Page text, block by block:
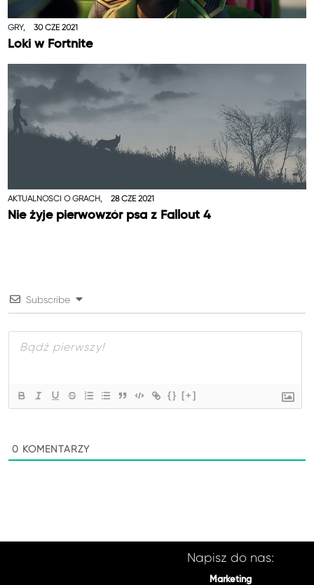
GRY, 30 CZE 2021
Loki w Fortnite
AKTUALNOŚCI O GRACH, 28 CZE 2021
Nie żyje pierwowzór psa z Fallout 4
Subscribe
{} [+]
0 KOMENTARZY
Napisz do nas:
Marketing